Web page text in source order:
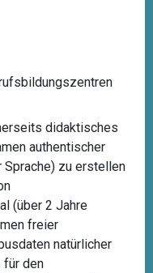
didaktisches
authentischer
Sprache) zu erstellen
(über 2 Jahre
freier
natürlicher
für den